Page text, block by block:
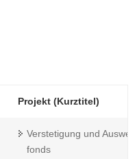
Projekt (Kurztitel)
Verstetigung und
fonds